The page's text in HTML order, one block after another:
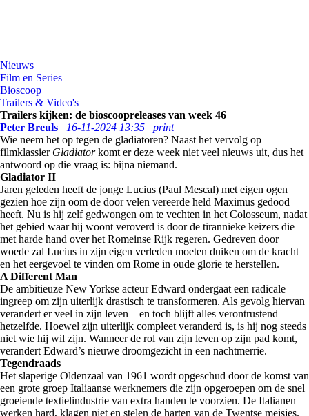
Nieuws
Film en Series
Bioscoop
Trailers & Video's
Trailers kijken: de bioscoopreleases van week 46
Peter Breuls
16-11-2024 13:35
print
Wie neem het op tegen de gladiatoren? Naast het vervolg op
filmklassier Gladiatorkomt er deze week niet veel nieuws uit, dus het
antwoord op die vraag is: bijna niemand.
Gladiator II
Jaren geleden heeft de jonge Lucius (Paul Mescal) met eigen ogen
gezien hoe zijn oom de door velen vereerde held Maximus gedood
heeft. Nu is hij zelf gedwongen om te vechten in het Colosseum, nadat
het gebied waar hij woont veroverd is door de tirannieke keizers die
met harde hand over het Romeinse Rijk regeren. Gedreven door
woede zal Lucius in zijn eigen verleden moeten duiken om de kracht
en het eergevoel te vinden om Rome in oude glorie te herstellen.
A Different Man
De ambitieuze New Yorkse acteur Edward ondergaat een radicale
ingreep om zijn uiterlijk drastisch te transformeren. Als gevolg hiervan
verandert er veel in zijn leven – en toch blijft alles verontrustend
hetzelfde. Hoewel zijn uiterlijk compleet veranderd is, is hij nog steeds
niet wie hij wil zijn. Wanneer de rol van zijn leven op zijn pad komt,
verandert Edward’s nieuwe droomgezicht in een nachtmerrie.
Tegendraads
Het slaperige Oldenzaal van 1961 wordt opgeschud door de komst van
een grote groep Italiaanse werknemers die zijn opgeroepen om de snel
groeiende textielindustrie van extra handen te voorzien. De Italianen
werken hard, klagen niet en stelen de harten van de Twentse meisjes.